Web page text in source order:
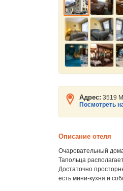
Адрес: 3519
Посмотреть
Описание отеля
Очаровательный
Тапольца
Достаточно
есть мини-кухня и